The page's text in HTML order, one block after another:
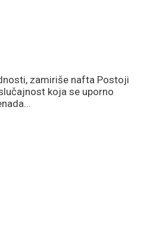
zamiriše nafta Postoji
koja se uporno